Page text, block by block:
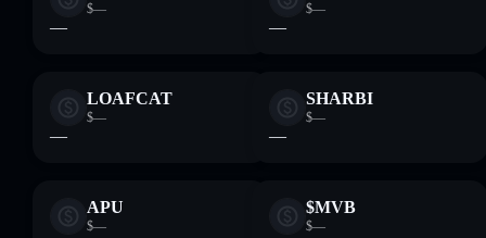
$—
—
$—
—
LOAFCAT
$—
—
SHARBI
$—
—
APU
$—
$MVB
$—